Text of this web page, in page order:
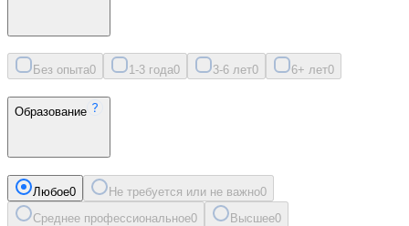
Без опыта0 1-3 года0 3-6 лет0 6+ лет0
Образование
Любое0 Не требуется или не важно0
Среднее профессиональное0 Высшее0